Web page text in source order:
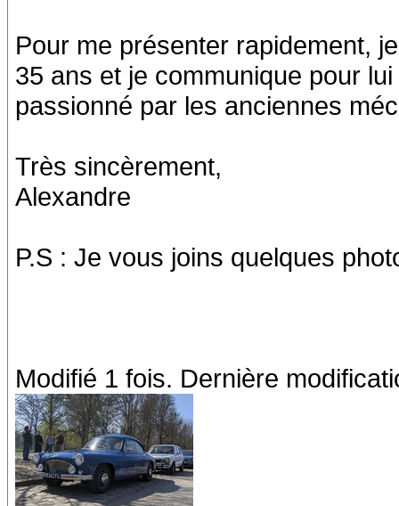
Pour me présenter rapidement,
35 ans et je communique pour
passionné par les anciennes
Très sincèrement,
Alexandre
P.S : Je vous joins quelques
Modifié 1 fois. Dernière